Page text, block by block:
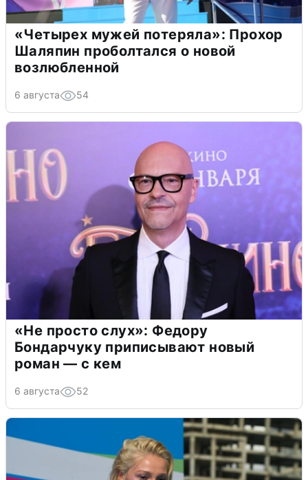
«Четырех мужей потеряла»: Прохор
Шаляпин проболтался о новой
возлюбленной
6 августа 54
«Не просто слух»: Федору
Бондарчуку приписывают новый
роман — с кем
6 августа 52